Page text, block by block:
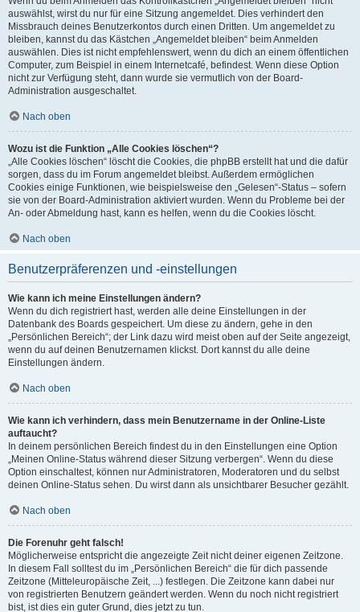
auswählst, wirst du nur für eine Sitzung angemeldet. Dies verhindert den
Missbrauch deines Benutzerkontos durch einen Dritten. Um angemeldet zu
bleiben, kannst du das Kästchen „Angemeldet bleiben“ beim Anmelden
auswählen. Dies ist nicht empfehlenswert, wenn du dich an einem öffentlichen
Computer, zum Beispiel in einem Internetcafé, befindest. Wenn diese Option
nicht zur Verfügung steht, dann wurde sie vermutlich von der Board-
Administration ausgeschaltet.
Nach oben
Wozu ist die Funktion „Alle Cookies löschen“?
„Alle Cookies löschen“ löscht die Cookies, die phpBB erstellt hat und die dafür
sorgen, dass du im Forum angemeldet bleibst. Außerdem ermöglichen
Cookies einige Funktionen, wie beispielsweise den „Gelesen“-Status – sofern
sie von der Board-Administration aktiviert wurden. Wenn du Probleme bei der
An- oder Abmeldung hast, kann es helfen, wenn du die Cookies löscht.
Nach oben
Benutzerpräferenzen und -einstellungen
Wie kann ich meine Einstellungen ändern?
Wenn du dich registriert hast, werden alle deine Einstellungen in der
Datenbank des Boards gespeichert. Um diese zu ändern, gehe in den
„Persönlichen Bereich“; der Link dazu wird meist oben auf der Seite angezeigt,
wenn du auf deinen Benutzernamen klickst. Dort kannst du alle deine
Einstellungen ändern.
Nach oben
Wie kann ich verhindern, dass mein Benutzername in der Online-Liste
auftaucht?
In deinem persönlichen Bereich findest du in den Einstellungen eine Option
„Meinen Online-Status während dieser Sitzung verbergen“. Wenn du diese
Option einschaltest, können nur Administratoren, Moderatoren und du selbst
deinen Online-Status sehen. Du wirst dann als unsichtbarer Besucher gezählt.
Nach oben
Die Forenuhr geht falsch!
Möglicherweise entspricht die angezeigte Zeit nicht deiner eigenen Zeitzone.
In diesem Fall solltest du im „Persönlichen Bereich“ die für dich passende
Zeitzone (Mitteleuropäische Zeit, ...) festlegen. Die Zeitzone kann dabei nur
von registrierten Benutzern geändert werden. Wenn du noch nicht registriert
bist, ist dies ein guter Grund, dies jetzt zu tun.